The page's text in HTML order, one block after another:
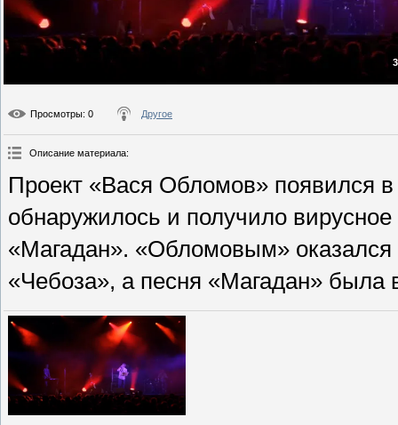
Просмотры: 0 Другое
Описание материала:
Проект «Вася Обломов» появился в
обнаружилось и получило
«Магадан». «Обломовым»
«Чебоза», а песня «Магадан» была